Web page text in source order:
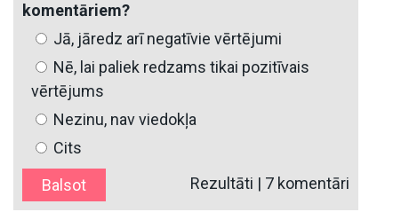
komentāriem?
Jā, jāredz arī negatīvie vērtējumi
Nē, lai paliek redzams tikai pozitīvais
vērtējums
Nezinu, nav viedokļa
Cits
Rezultāti | 7 komentāri